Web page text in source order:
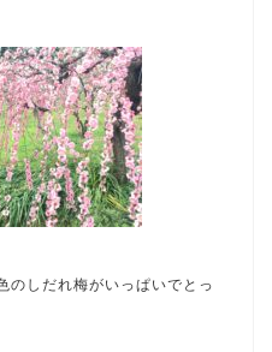
のしだれ梅がいっぱいでとっ